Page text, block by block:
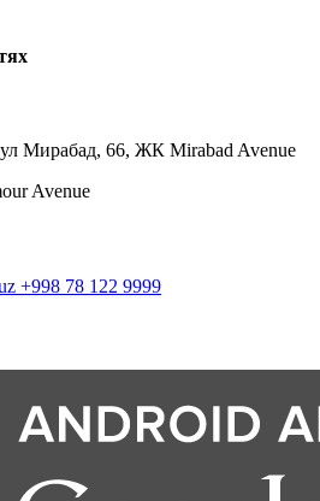
Мирабад, 66, ЖК Mirabad Avenue
Avenue
+998 78 122 9999